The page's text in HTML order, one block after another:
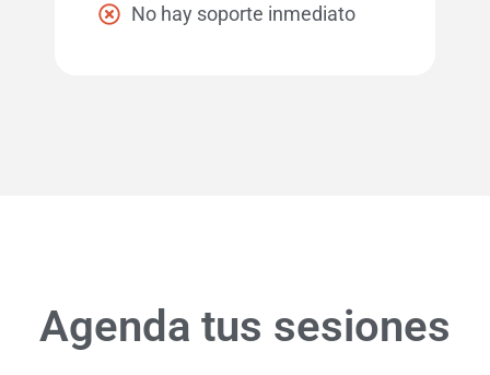
No hay soporte inmediato
Agenda tus sesiones